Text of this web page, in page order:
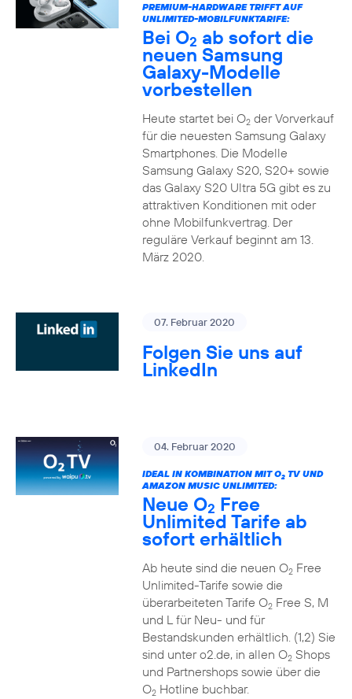
PREMIUM-HARDWARE TRIFFT AUF
UNLIMITED-MOBILFUNKTARIFE:
Bei O2 ab sofort die
neuen Samsung
Galaxy-Modelle
vorbestellen
Heute startet bei O2der Vorverkauf
für die neuesten Samsung Galaxy
Smartphones. Die Modelle
Samsung Galaxy S20, S20+ sowie
das Galaxy S20 Ultra 5G gibt es zu
attraktiven Konditionen mit oder
ohne Mobilfunkvertrag. Der
reguläre Verkauf beginnt am 13.
März 2020.
07. Februar 2020
Folgen Sie uns auf
LinkedIn
04. Februar 2020
IDEAL IN KOMBINATION MIT O2TV UND
AMAZON MUSIC UNLIMITED:
Neue O2 Free
Unlimited Tarife ab
sofort erhältlich
Ab heute sind die neuen O2Free
Unlimited-Tarife sowie die
überarbeiteten Tarife O2Free S, M
und L für Neu- und für
Bestandskunden erhältlich. (1,2) Sie
sind unter o2.de, in allen O2Shops
und Partnershops sowie über die
O2Hotline buchbar.